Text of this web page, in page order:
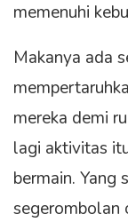
memenuhi
Makanya ada
mereka demi
lagi aktivitas
bermain. Yang
segerombolan